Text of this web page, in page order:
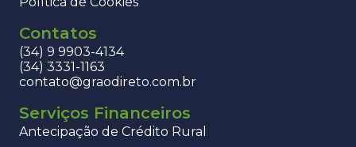
Contatos
(34) 9 9903-4134
(34) 3331-1163
contato@graodireto.com.br
Serviços Financeiros
Antecipação de Crédito Rural